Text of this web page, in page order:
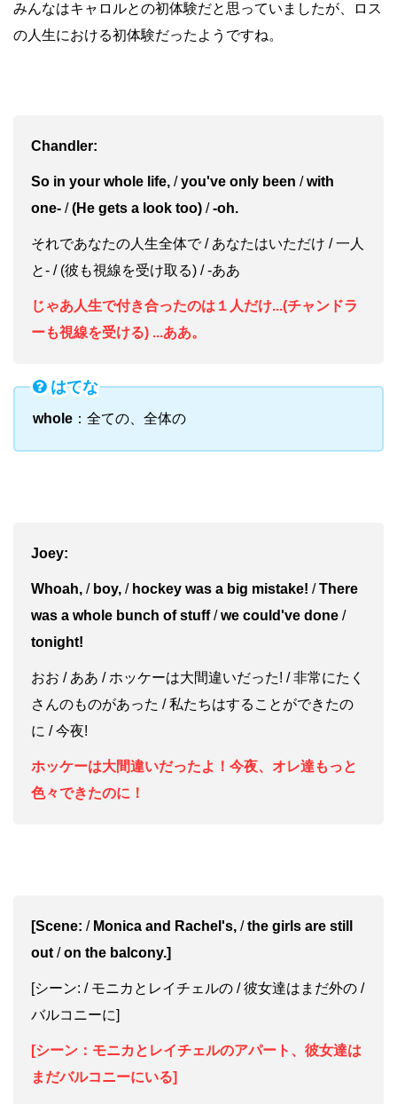
みんなはキャロルとの初体験だと思っていましたが、ロス
の人生における初体験だったようですね。
Chandler:
So in your whole life, /you've only been /with
one- /(He gets a look too) /-oh.
それであなたの人生全体で / あなたはいただけ / 一人
と- / (彼も視線を受け取る) / -ああ
じゃあ人生で付き合ったのは１人だけ...(チャンドラ
ーも視線を受ける) ...ああ。
はてな
whole ：全ての、全体の
Joey:
Whoah, /boy, / hockey was a big mistake! /There
was a whole bunch of stuff/we could've done /
tonight!
おお / ああ / ホッケーは大間違いだった! / 非常にたく
さんのものがあった / 私たちはすることができたの
に / 今夜!
ホッケーは大間違いだったよ！今夜、オレ達もっと
色々できたのに！
[Scene: / Monica and Rachel's, /the girls are still
out/on the balcony.]
[シーン: / モニカとレイチェルの / 彼女達はまだ外の /
バルコニーに]
[シーン：モニカとレイチェルのアパート、彼女達は
まだバルコニーにいる]